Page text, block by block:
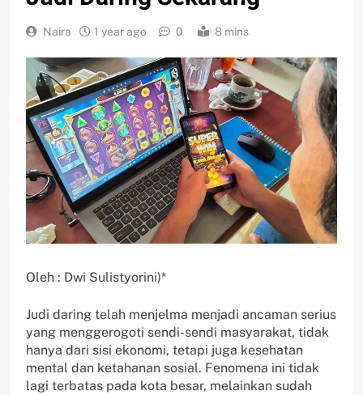
Naira 1 year ago 0 8 mins
Oleh : Dwi Sulistyorini)*
Judi daring telah menjelma menjadi ancaman serius
yang menggerogoti sendi-sendi masyarakat, tidak
hanya dari sisi ekonomi, tetapi juga kesehatan
mental dan ketahanan sosial. Fenomena ini tidak
lagi terbatas pada kota besar, melainkan sudah